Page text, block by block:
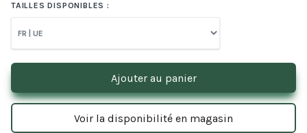
TAILLES DISPONIBLES :
Ajouter au panier
Voir la disponibilité en magasin